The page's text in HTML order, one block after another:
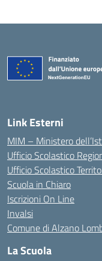
Link Esterni
MIM – Ministero
Ufficio Scolastico
Ufficio Scolastico
Scuola in Chiaro
Iscrizioni On Line
Invalsi
Comune di Alzano
La Scuola